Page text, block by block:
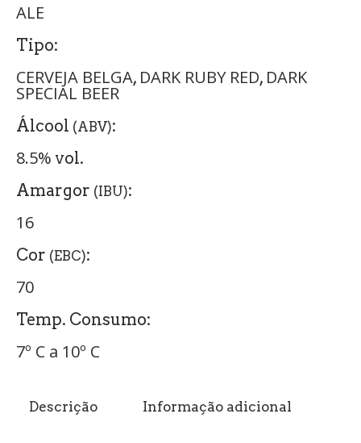
ALE
Tipo:
CERVEJA BELGA, DARK RUBY RED, DARK
SPECIAL BEER
Álcool (ABV):
8.5% vol.
Amargor (IBU):
16
Cor (EBC):
70
Temp. Consumo:
7º C a 10º C
Descrição Informação adicional